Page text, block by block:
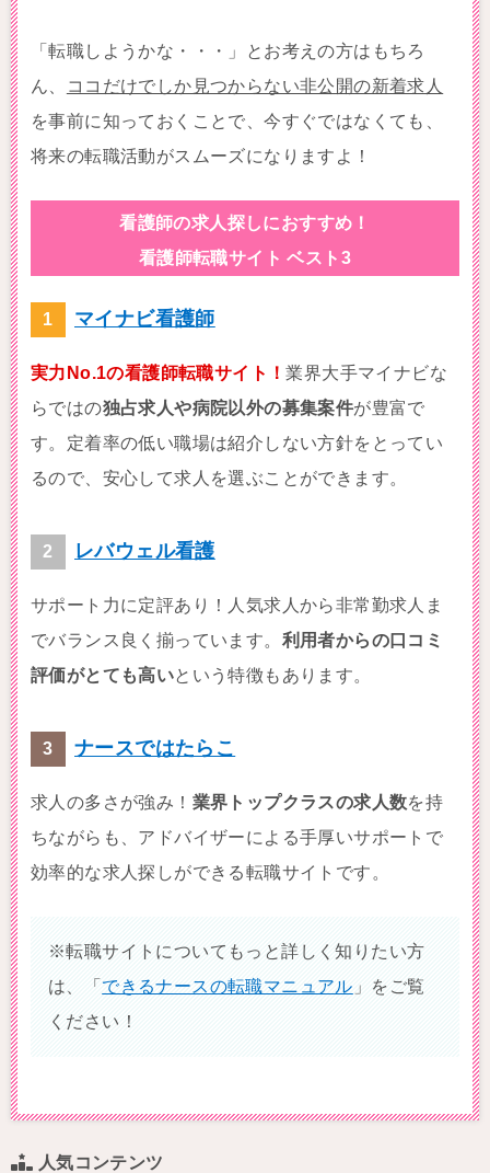
「転職しようかな・・・」とお考えの方はもちろ
ん、
ココだけでしか見つからない非公開の新着求人
を事前に知っておくことで、今すぐではなくても、
将来の転職活動がスムーズになりますよ！
看護師の求人探しにおすすめ！
看護師転職サイト ベスト3
マイナビ看護師
実力No.1の看護師転職サイト！業界大手マイナビな
らではの独占求人や病院以外の募集案件が豊富で
す。定着率の低い職場は紹介しない方針をとってい
るので、安心して求人を選ぶことができます。
レバウェル看護
サポート力に定評あり！人気求人から非常勤求人ま
でバランス良く揃っています。 利用者からの口コミ
評価がとても高いという特徴もあります。
ナースではたらこ
求人の多さが強み！ 業界トップクラスの求人数を持
ちながらも、アドバイザーによる手厚いサポートで
効率的な求人探しができる転職サイトです。
※転職サイトについてもっと詳しく知りたい方
は、「できるナースの転職マニュアル 」をご覧
ください！
人気コンテンツ